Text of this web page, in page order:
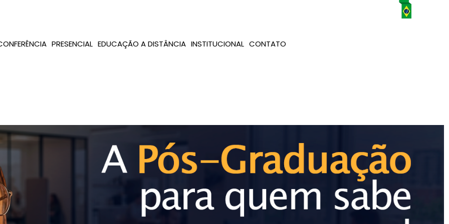
PRESENCIAL EDUCAÇÃO A DISTÂNCIA INSTITUCIONAL CONTATO